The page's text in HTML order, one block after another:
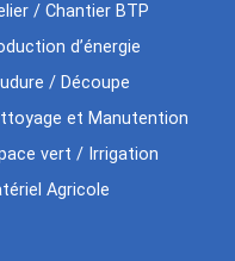
/ Chantier BTP
d’énergie
/ Découpe
et Manutention
vert / Irrigation
Agricole